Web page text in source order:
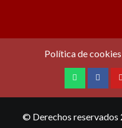
Política de cookies
WhatsApp
© Derechos reservados